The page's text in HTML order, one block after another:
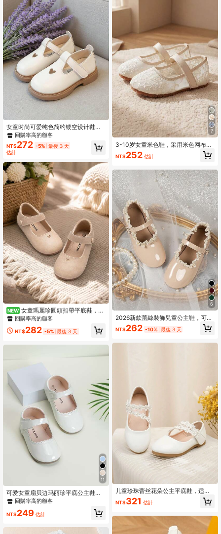
女童时尚可爱纯色简约镂空设计鞋，
轻便防滑软底鞋，四季皆宜，舒适优
回購率高的顧客
NT$272 -5% 最後 3 天
估計
NEW 女童瑪麗珍圓頭扣帶平底鞋，心
形鏤空設計，兒童休閒校鞋，復古風
回購率高的顧客
NT$282 -5% 最後 3 天
11
可爱女童扇贝边玛丽珍平底公主鞋，
纯色，芭蕾平底鞋
回購率高的顧客
NT$249 估計
7
3-10岁女童米色鞋，采用米色网布面
料，饰以白色蕾丝刺绣和银色亮片，
防滑软橡胶鞋底，玛丽珍鞋款设计，
派对、春夏户外活动穿着，儿童平底
公主鞋
NT$252 估計
6
2026新款蕾絲裝飾兒童公主鞋，可愛
女童鞋，嬰兒軟底優雅瑪麗珍鞋－時
尚舒適四季平底鞋，派對必備
NT$262 -10% 最後 3 天
儿童珍珠蕾丝花朵公主平底鞋，适合
春秋季
NT$321 估計